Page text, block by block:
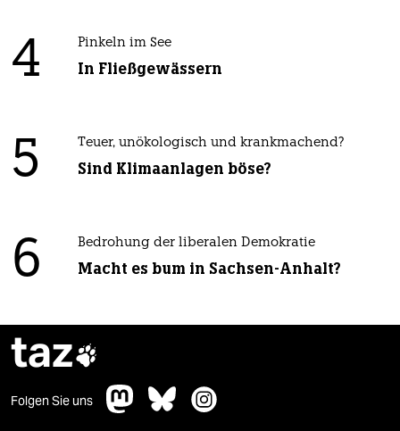
4 Pinkeln im See
In Fließgewässern
5 Teuer, unökologisch und krankmachend?
Sind Klimaanlagen böse?
6 Bedrohung der liberalen Demokratie
Macht es bum in Sachsen-Anhalt?
taz
Folgen Sie uns